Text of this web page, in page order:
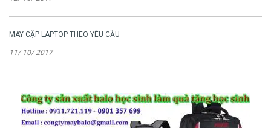
MAY CẶP LAPTOP THEO YÊU CẦU
11/ 10/ 2017